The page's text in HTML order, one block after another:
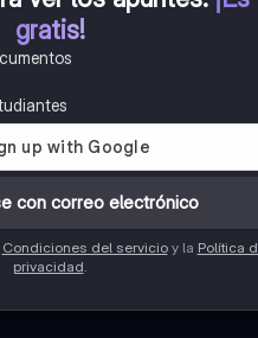
gratis!
con correo electrónico
Condiciones del servicioy la Política
privacidad